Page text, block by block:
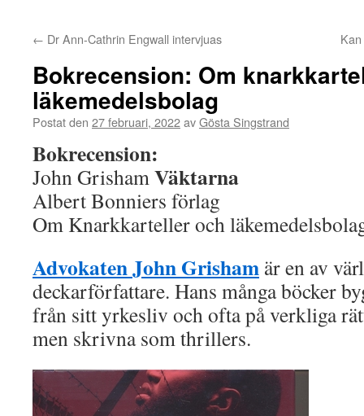
till
innehåll
← Dr Ann-Cathrin Engwall intervjuas
Bokrecension: Om
läkemedelsbolag
Postat den 27 februari, 2022avGösta Singstrand
Bokrecension:
John GrishamVäktarna
Albert Bonniers förlag
Om Knarkkarteller och
Advokaten John Grisham är en av
deckarförfattare. Hans många böcker
från sitt yrkesliv och ofta på verkliga
men skrivna som thrillers.